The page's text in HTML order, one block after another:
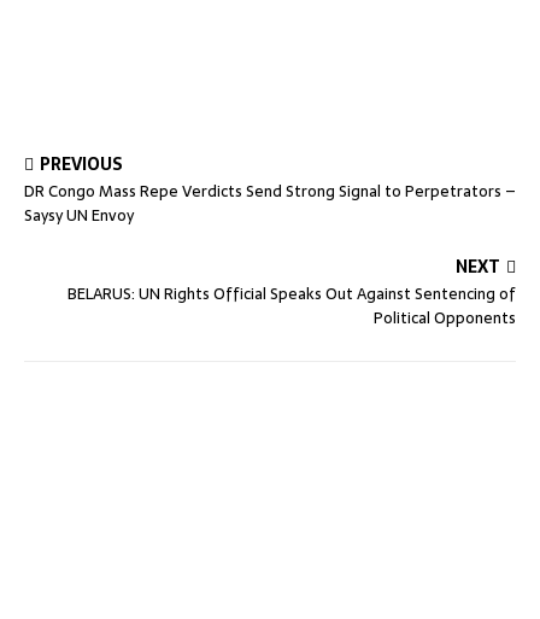
PREVIOUS
DR Congo Mass Repe Verdicts Send Strong Signal to Perpetrators –
Saysy UN Envoy
NEXT
BELARUS: UN Rights Official Speaks Out Against Sentencing of
Political Opponents